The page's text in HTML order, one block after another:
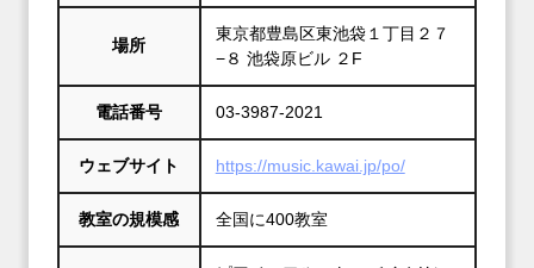
場所
東京都豊島区東池袋１丁目２７
−８ 池袋原ビル ２F
電話番号 03-3987-2021
ウェブサイト https://music.kawai.jp/po/
教室の規模感 全国に400教室